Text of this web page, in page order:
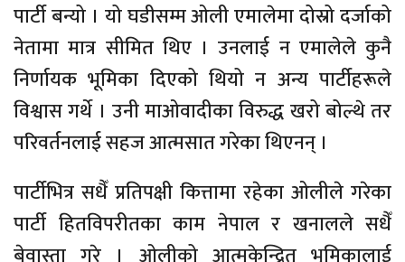
पार्टी बन्यो । यो घडीसम्म ओली एमालेमा दोस्रो दर्जाको
नेतामा मात्र सीमित थिए । उनलाई न एमालेले कुनै
निर्णायक भूमिका दिएको थियो न अन्य पार्टीहरूले
विश्वास गर्थे । उनी माओवादीका विरुद्ध खरो बोल्थे तर
परिवर्तनलाई सहज आत्मसात गरेका थिएनन् ।
पार्टीभित्र सधैँ प्रतिपक्षी कित्तामा रहेका ओलीले गरेका
पार्टी हितविपरीतका काम नेपाल र खनालले सधैँ